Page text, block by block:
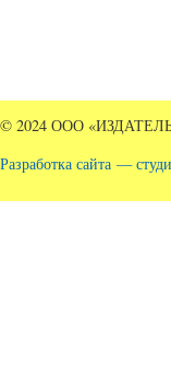
© 2024 ООО
Разработка сайта —